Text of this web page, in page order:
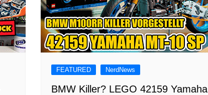
FEATURED NerdNews
BMW Killer? LEGO 42159 Yamaha